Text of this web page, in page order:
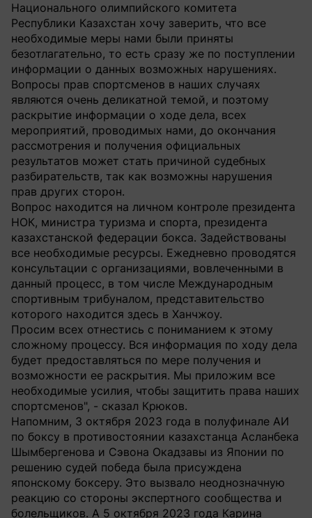
Национального олимпийского комитета
Республики Казахстан хочу заверить, что все
необходимые меры нами были приняты
безотлагательно, то есть сразу же по поступлении
информации о данных возможных нарушениях.
Вопросы прав спортсменов в наших случаях
являются очень деликатной темой, и поэтому
раскрытие информации о ходе дела, всех
мероприятий, проводимых нами, до окончания
рассмотрения и получения официальных
результатов может стать причиной судебных
разбирательств, так как возможны нарушения
прав других сторон.
Вопрос находится на личном контроле президента
НОК, министра туризма и спорта, президента
казахстанской федерации бокса. Задействованы
все необходимые ресурсы. Ежедневно проводятся
консультации с организациями, вовлеченными в
данный процесс, в том числе Международным
спортивным трибуналом, представительство
которого находится здесь в Ханчжоу.
Просим всех отнестись с пониманием к этому
сложному процессу. Вся информация по ходу дела
будет предоставляться по мере получения и
возможности ее раскрытия. Мы приложим все
необходимые усилия, чтобы защитить права наших
спортсменов", - сказал Крюков.
Напомним, 3 октября 2023 года в полуфинале АИ
по боксу в противостоянии казахстанца Асланбека
Шымбергенова и Сэвона Окадзавы из Японии по
решению судей победа была присуждена
японскому боксеру. Это вызвало неоднозначную
реакцию со стороны экспертного сообщества и
болельщиков. А 5 октября 2023 года Карина